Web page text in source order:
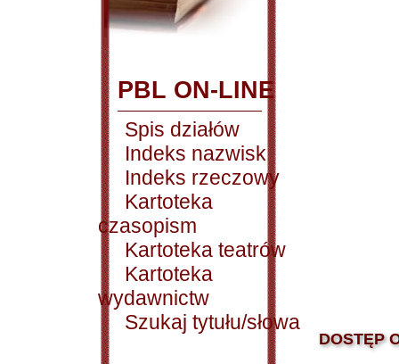
PBL ON-LINE
Spis działów
Indeks nazwisk
Indeks rzeczowy
Kartoteka
czasopism
Kartoteka teatrów
Kartoteka
wydawnictw
Szukaj tytułu/słowa
DOSTĘP